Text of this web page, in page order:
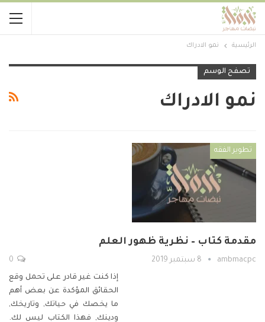
الرئيسية نمو الادراك
تصفح الوسم
نمو الادراك
تطوير الفقه
مقدمة كتاب – نظرية ظهور العلم
ambmacpc 8 سبتمبر 2019
إذا كنت غير قادر على تحمل وقع
الحقائق المؤكدة عن بعض أهم
ما يخصك في حياتك, وتاريخك,
ودينك, فهذا الكتاب ليس لك.